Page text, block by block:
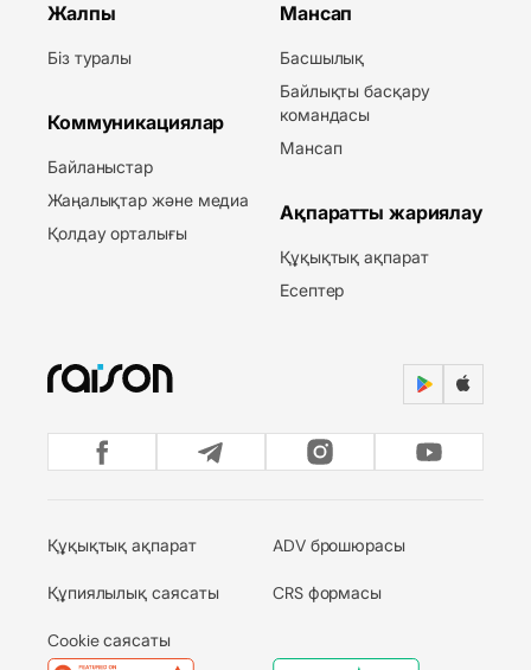
Жалпы
Біз туралы
Коммуникациялар
Байланыстар
Жаңалықтар және медиа
Қолдау орталығы
Мансап
Басшылық
Байлықты басқару
командасы
Мансап
Ақпаратты жариялау
Құқықтық ақпарат
Есептер
Құқықтық ақпарат
Құпиялылық саясаты
Cookie саясаты
ADV брошюрасы
CRS формасы